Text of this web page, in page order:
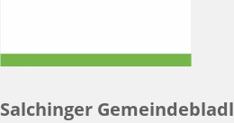
Salchinger Gemeindebladl